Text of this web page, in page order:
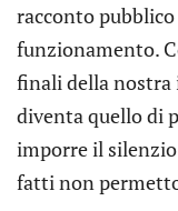
racconto
funzionamento.
finali della
diventa quello di
imporre il silenzio
fatti non